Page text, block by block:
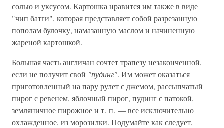
солью и уксусом. Картошка нравится им также в виде
"чип батги", которая представляет собой разрезанную
пополам булочку, намазанную маслом и начиненную
жареной картошкой.
Большая часть англичан сочтет трапезу незаконченной,
если не получит свой "пудинг". Им может оказаться
приготовленный на пару рулет с джемом, рассыпчатый
пирог с ревенем, яблочный пирог, пудинг с патокой,
земляничное пирожное и т. п. — все исключительно
охлажденное, из морозилки. Подумайте как следует,